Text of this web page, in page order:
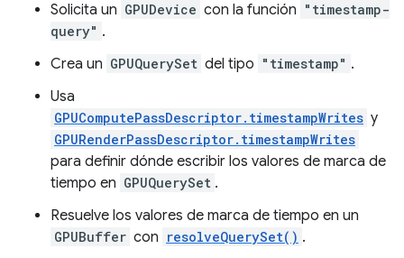
Solicita un GPUDevice con la función "timestamp-
query" .
Crea un GPUQuerySet del tipo "timestamp" .
Usa
GPUComputePassDescriptor.timestampWrites y
GPURenderPassDescriptor.timestampWrites
para definir dónde escribir los valores de marca de
tiempo en GPUQuerySet .
Resuelve los valores de marca de tiempo en un
GPUBuffer con resolveQuerySet() .